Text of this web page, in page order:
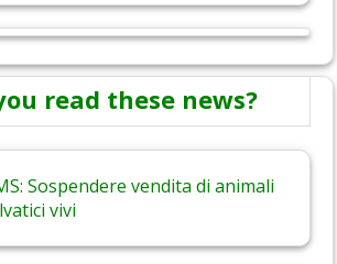
read these news?
Sospendere vendita di animali
vivi